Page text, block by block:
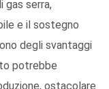
gas serra,
e il sostegno
degli svantaggi
potrebbe
ostacolare